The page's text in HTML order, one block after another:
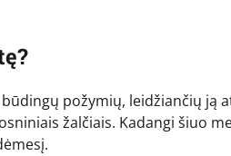
požymių, leidžiančių ją
žalčiais. Kadangi šiuo